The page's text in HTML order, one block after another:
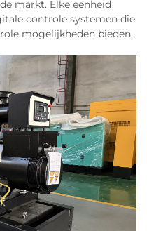
markt. Elke eenheid
controle systemen die
mogelijkheden bieden.